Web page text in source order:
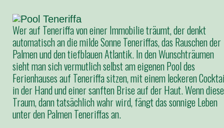
Wer auf Teneriffa von einer Immobilie träumt, der denkt
automatisch an die milde Sonne Teneriffas, das Rauschen der
Palmen und den tiefblauen Atlantik. In den Wunschträumen
sieht man sich vermutlich selbst am eigenen Pool des
Ferienhauses auf Teneriffa sitzen, mit einem leckeren
in der Hand und einer sanften Brise auf der Haut. Wenn
Traum, dann tatsächlich wahr wird, fängt das sonnige Leben
unter den Palmen Teneriffas an.